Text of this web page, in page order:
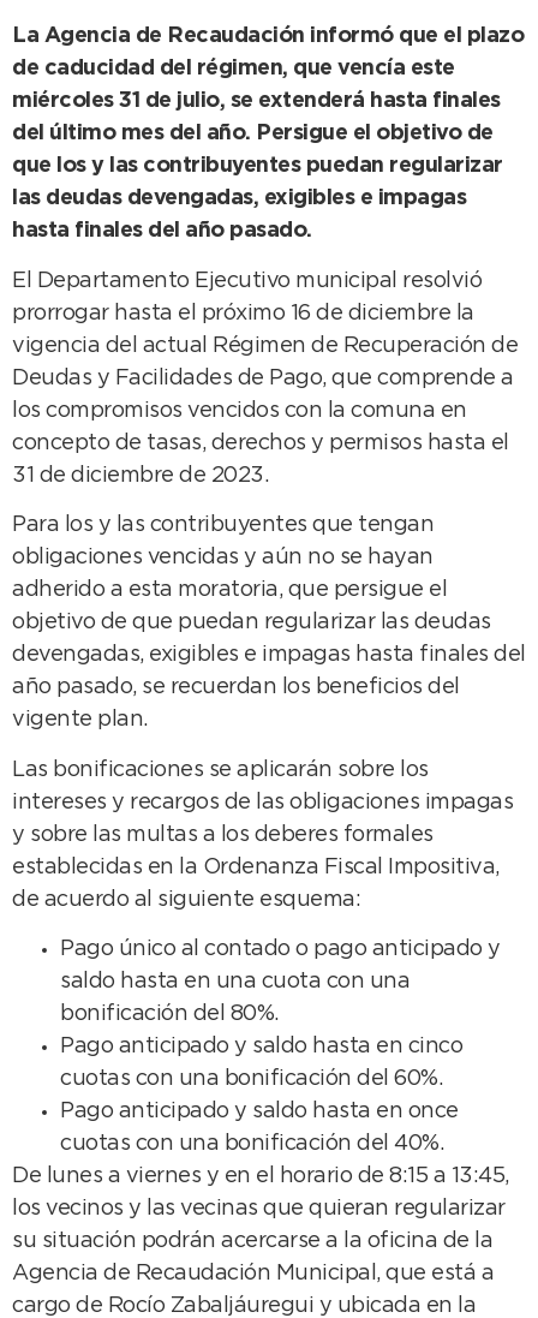
La Agencia de Recaudación informó que el plazo
de caducidad del régimen, que vencía este
miércoles 31 de julio, se extenderá hasta finales
del último mes del año. Persigue el objetivo de
que los y las contribuyentes puedan regularizar
las deudas devengadas, exigibles e impagas
hasta finales del año pasado.
El Departamento Ejecutivo municipal resolvió
prorrogar hasta el próximo 16 de diciembre la
vigencia del actual Régimen de Recuperación de
Deudas y Facilidades de Pago, que comprende a
los compromisos vencidos con la comuna en
concepto de tasas, derechos y permisos hasta el
31 de diciembre de 2023.
Para los y las contribuyentes que tengan
obligaciones vencidas y aún no se hayan
adherido a esta moratoria, que persigue el
objetivo de que puedan regularizar las deudas
devengadas, exigibles e impagas hasta finales del
año pasado, se recuerdan los beneficios del
vigente plan.
Las bonificaciones se aplicarán sobre los
intereses y recargos de las obligaciones impagas
y sobre las multas a los deberes formales
establecidas en la Ordenanza Fiscal Impositiva,
de acuerdo al siguiente esquema:
Pago único al contado o pago anticipado y
saldo hasta en una cuota con una
bonificación del 80%.
Pago anticipado y saldo hasta en cinco
cuotas con una bonificación del 60%.
Pago anticipado y saldo hasta en once
cuotas con una bonificación del 40%.
De lunes a viernes y en el horario de 8:15 a 13:45,
los vecinos y las vecinas que quieran regularizar
su situación podrán acercarse a la oficina de la
Agencia de Recaudación Municipal, que está a
cargo de Rocío Zabaljáuregui y ubicada en la